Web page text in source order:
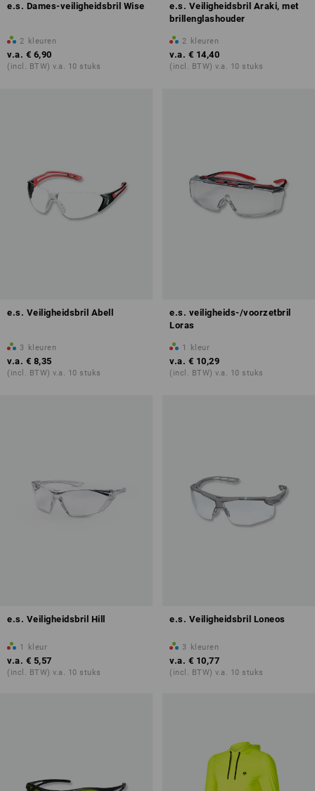
e.s. Dames-veiligheidsbril Wise
2 kleuren
v.a. € 6,90
(incl. BTW) v.a. 10 stuks
e.s. Veiligheidsbril Araki, met
brillenglashouder
2 kleuren
v.a. € 14,40
(incl. BTW) v.a. 10 stuks
e.s. Veiligheidsbril Abell
3 kleuren
v.a. € 8,35
(incl. BTW) v.a. 10 stuks
e.s. veiligheids-/voorzetbril
Loras
1 kleur
v.a. € 10,29
(incl. BTW) v.a. 10 stuks
e.s. Veiligheidsbril Hill
1 kleur
v.a. € 5,57
(incl. BTW) v.a. 10 stuks
e.s. Veiligheidsbril Loneos
3 kleuren
v.a. € 10,77
(incl. BTW) v.a. 10 stuks